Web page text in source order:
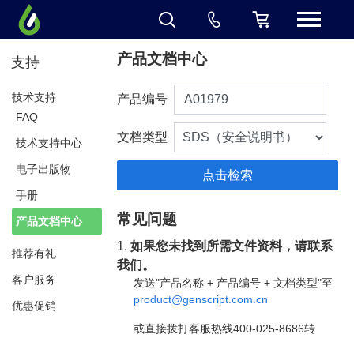
支持
技术支持
FAQ
技术支持中心
电子出版物
手册
产品文档中心
推荐有礼
客户服务
优惠促销
产品文档中心
产品编号
文档类型
常见问题
1.如果您未找到所需文件资料，请联系
我们。
发送"产品名称 + 产品编号 + 文档类型"至
product@genscript.com.cn
或直接拨打客服热线400-025-8686转